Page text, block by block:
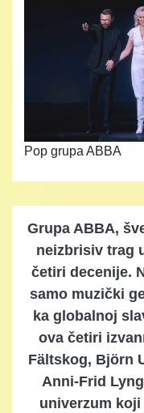
Pop grupa ABBA
Grupa ABBA,
neizbrisiv trag
četiri decenije.
samo muzički
ka globalnoj
ova četiri
Fältskog, Björn
Anni-Frid
univerzum